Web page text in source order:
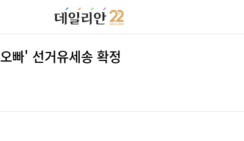
빠' 선거유세송 확정